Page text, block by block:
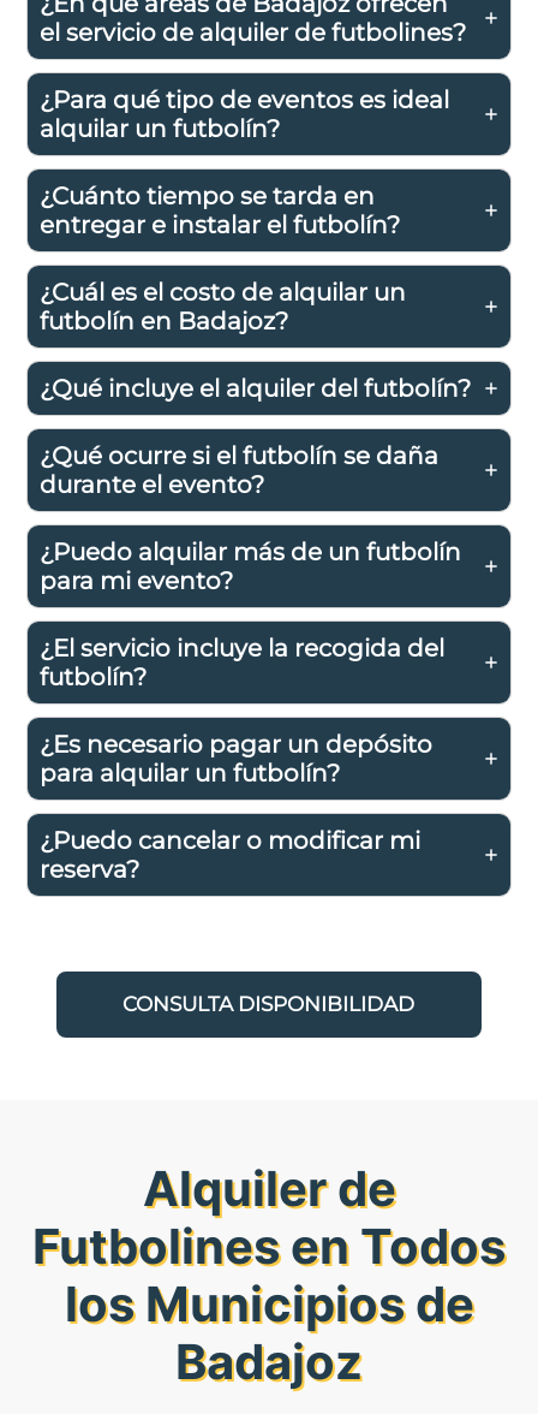
el servicio de alquiler de futbolines?
¿Para qué tipo de eventos es ideal
alquilar un futbolín?
¿Cuánto tiempo se tarda en
entregar e instalar el futbolín?
¿Cuál es el costo de alquilar un
futbolín en Badajoz?
¿Qué incluye el alquiler del futbolín?
¿Qué ocurre si el futbolín se daña
durante el evento?
¿Puedo alquilar más de un futbolín
para mi evento?
¿El servicio incluye la recogida del
futbolín?
¿Es necesario pagar un depósito
para alquilar un futbolín?
¿Puedo cancelar o modificar mi
reserva?
CONSULTA DISPONIBILIDAD
Alquiler de
Futbolines en Todos
los Municipios de
Badajoz